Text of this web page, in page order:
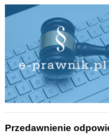
Przedawnienie